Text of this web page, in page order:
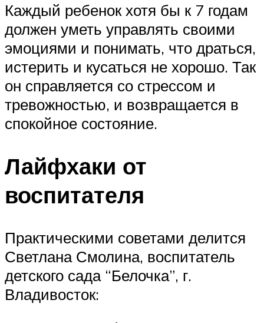
Каждый ребенок хотя бы к 7 годам
должен уметь управлять своими
эмоциями и понимать, что драться,
истерить и кусаться не хорошо. Так
он справляется со стрессом и
тревожностью, и возвращается в
спокойное состояние.
Лайфхаки от
воспитателя
Практическими советами делится
Светлана Смолина, воспитатель
детского сада “Белочка”, г.
Владивосток: